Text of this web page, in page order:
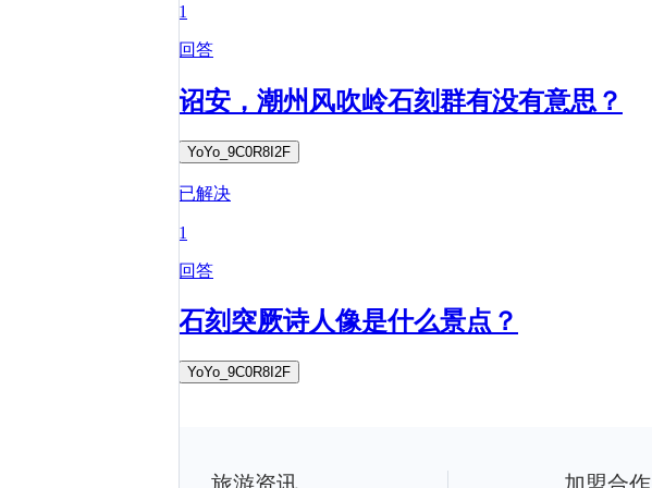
1
回答
诏安，潮州风吹岭石刻群有没有意思？
YoYo_9C0R8I2F
已解决
1
回答
石刻突厥诗人像是什么景点？
YoYo_9C0R8I2F